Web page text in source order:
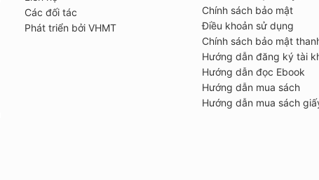
Các đối tác
Phát triển bởi VHMT
Chính sách bảo mật
Điều khoản sử dụng
Chính sách bảo mật
Hướng dẫn đăng ký tài
Hướng dẫn đọc Ebook
Hướng dẫn mua sách
Hướng dẫn mua sách